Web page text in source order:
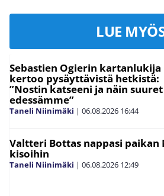
LUE
Sebastien Ogierin kartanlukija
kertoo pysäyttävistä hetkistä:
”Nostin katseeni ja näin
edessämme”
Taneli Niinimäki | 06.08.2026 16:44
Valtteri Bottas nappasi paikan
kisoihin
Taneli Niinimäki | 06.08.2026 12:49